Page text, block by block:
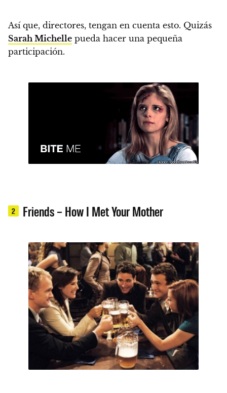
Así que, directores, tengan en cuenta esto. Quizás
Sarah Michelle pueda hacer una pequeña
participación.
2 Friends – How I Met Your Mother